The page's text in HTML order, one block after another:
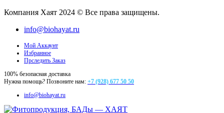
Компания Хаят 2024 © Все права защищены.
info@biohayat.ru
Мой Аккаунт
Избранное
Прследить Заказ
100% безопасная доставка
Нужна помощь? Позвоните нам: +7 (928) 677 50 50
info@biohayat.ru